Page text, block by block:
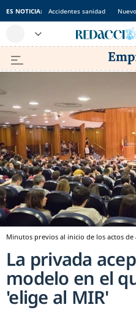
ES NOTICIA: Accidentes sanidad
Minutos previos al inicio de los actos de
La privada
modelo en el
'elige al MIR'